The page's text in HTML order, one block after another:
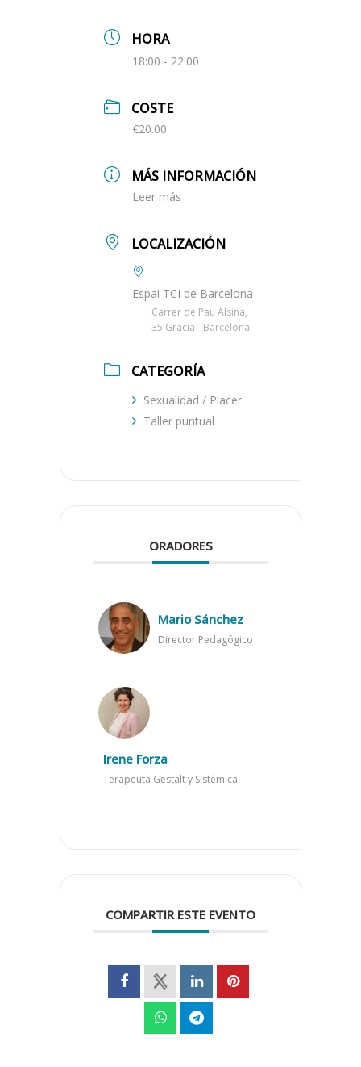
HORA
18:00 - 22:00
COSTE
€20.00
MÁS INFORMACIÓN
Leer más
LOCALIZACIÓN
Espai TCI de Barcelona
Carrer de Pau Alsina,
35 Gracia - Barcelona
CATEGORÍA
Sexualidad / Placer
Taller puntual
ORADORES
Mario Sánchez
Director Pedagógico
Irene Forza
Terapeuta Gestalt y Sistémica
COMPARTIR ESTE EVENTO